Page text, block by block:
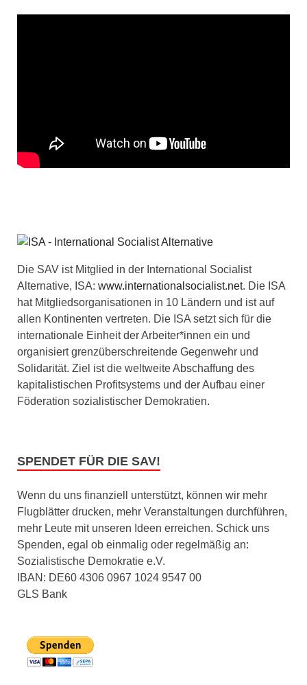
Die SAV ist Mitglied in der International Socialist
Alternative, ISA: www.internationalsocialist.net. Die ISA
hat Mitgliedsorganisationen in 10 Ländern und ist auf
allen Kontinenten vertreten. Die ISA setzt sich für die
internationale Einheit der Arbeiter*innen ein und
organisiert grenzüberschreitende Gegenwehr und
Solidarität. Ziel ist die weltweite Abschaffung des
kapitalistischen Profitsystems und der Aufbau einer
Föderation sozialistischer Demokratien.
SPENDET FÜR DIE SAV!
Wenn du uns finanziell unterstützt, können wir mehr
Flugblätter drucken, mehr Veranstaltungen durchführen,
mehr Leute mit unseren Ideen erreichen. Schick uns
Spenden, egal ob einmalig oder regelmäßig an:
Sozialistische Demokratie e.V.
IBAN: DE60 4306 0967 1024 9547 00
GLS Bank